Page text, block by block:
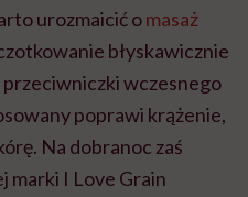
urozmaicić omasaż
błyskawicznie
wczesnego
poprawi krążenie,
Na dobranoc zaś
marki I Love Grain